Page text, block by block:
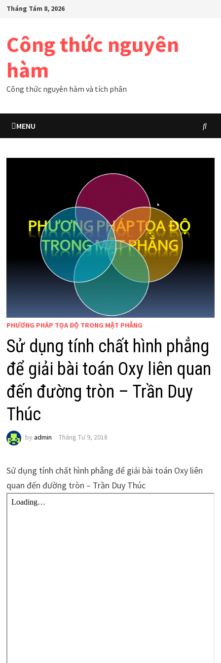
SkipTháng Tám 8, 2026
Công thức nguyên
hàm
Công thức nguyên hàm và tích phân
MENU
PHƯƠNG PHÁP TỌA ĐỘ TRONG MẶT PHẲNG
Sử dụng tính chất hình phẳng
để giải bài toán Oxy liên quan
đến đường tròn – Trần Duy
Thúc
by admin Tháng Tư 9, 2018
Sử dụng tính chất hình phẳng để giải bài toán Oxy liên
quan đến đường tròn – Trần Duy Thúc